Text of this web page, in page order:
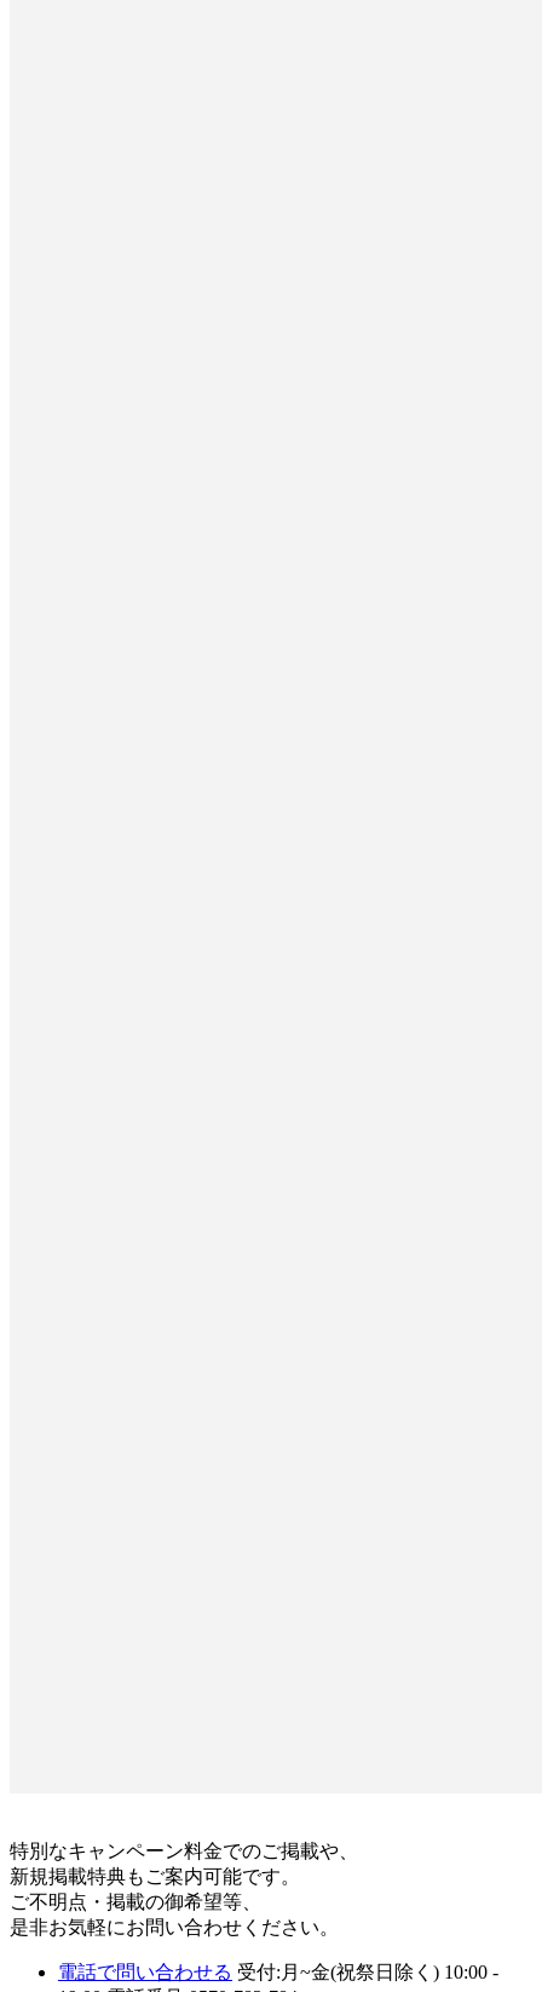
特別なキャンペーン料金でのご掲載や、
新規掲載特典もご案内可能です。
ご不明点・掲載の御希望等、
是非お気軽にお問い合わせください。
電話で問い合わせる 受付:月~金(祝祭日除く) 10:00 -